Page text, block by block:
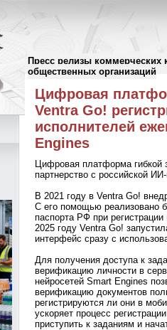
Пресс релизы коммерческих
общественных организаций
Пресс-релизы//
Цифровая
Ventra Go!
исполнителей
Engines
Цифровая платформа гибкой
партнерство с российской
В 2021 году в Ventra Go!
С его помощью реализовано
паспорта РФ при
2025 году Ventra Go!
интерфейс сразу с
Для получения доступа к
верификацию личности в
нейросетей Smart Engines
верификацию документов
регистрируются ли они в
ускоряет процесс
приступить к заданиям и